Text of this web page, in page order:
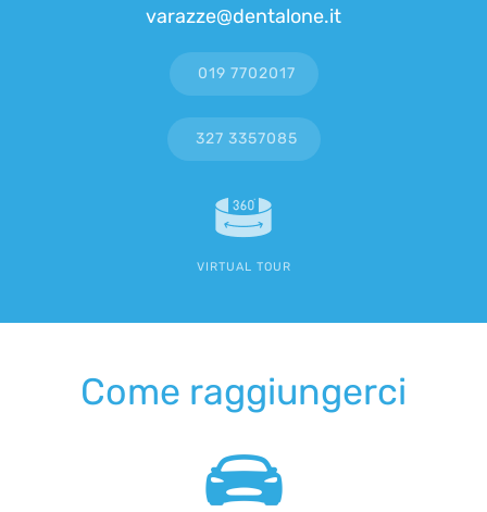
varazze@dentalone.it
019 7702017
327 3357085
VIRTUAL TOUR
Come raggiungerci